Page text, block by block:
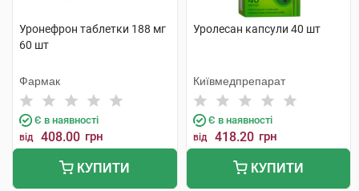
Уронефрон таблетки 188 мг
60 шт
Фармак
Є в наявності
від 408.00 грн
КУПИТИ
Уролесан капсули 40 шт
Київмедпрепарат
Є в наявності
від 418.20 грн
КУПИТИ